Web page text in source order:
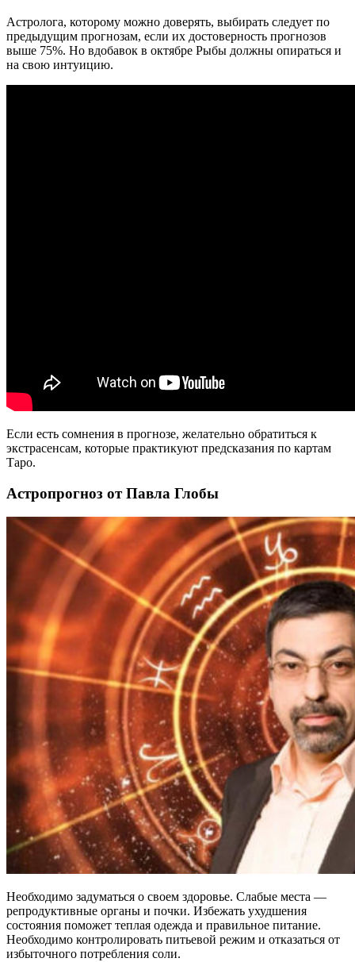
Астролога, которому можно доверять, выбирать следует по
предыдущим прогнозам, если их достоверность прогнозов
выше 75%. Но вдобавок в октябре Рыбы должны опираться и
на свою интуицию.
Если есть сомнения в прогнозе, желательно обратиться к
экстрасенсам, которые практикуют предсказания по картам
Таро.
Астропрогноз от Павла Глобы
Необходимо задуматься о своем здоровье. Слабые места —
репродуктивные органы и почки. Избежать ухудшения
состояния поможет теплая одежда и правильное питание.
Необходимо контролировать питьевой режим и отказаться от
избыточного потребления соли.